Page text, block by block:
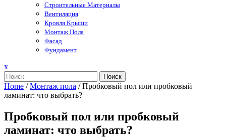
Строительные Материалы
Вентиляция
Кровля Крыши
Монтаж Пола
Фасад
Фундамент
xЗакрыть
меню
Поиск
Home /Монтаж пола /Пробковый пол или пробковый
ламинат: что выбрать?
Пробковый пол или пробковый
ламинат: что выбрать?